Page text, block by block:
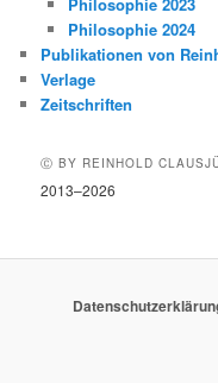
Philosophie 2024
Publikationen von
Verlage
Zeitschriften
Ⓒ BY REINHOLD
2013–2026